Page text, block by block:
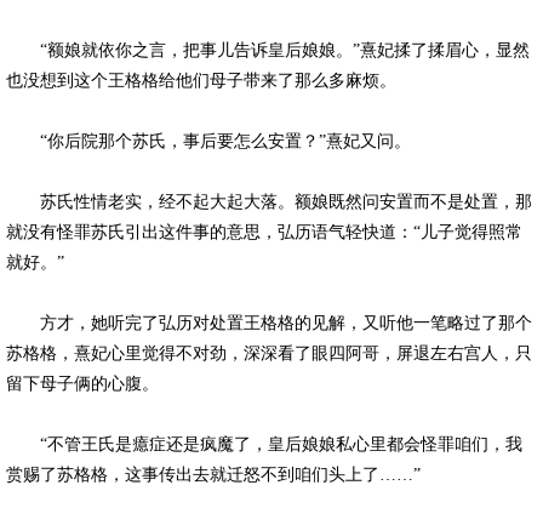
“额娘就依你之言，把事儿告诉皇后娘娘。”熹妃揉了揉眉心，显然
也没想到这个王格格给他们母子带来了那么多麻烦。
“你后院那个苏氏，事后要怎么安置？”熹妃又问。
苏氏性情老实，经不起大起大落。额娘既然问安置而不是处置，那
就没有怪罪苏氏引出这件事的意思，弘历语气轻快道：“儿子觉得照常
就好。”
方才，她听完了弘历对处置王格格的见解，又听他一笔略过了那个
苏格格，熹妃心里觉得不对劲，深深看了眼四阿哥，屏退左右宫人，只
留下母子俩的心腹。
“不管王氏是癔症还是疯魔了，皇后娘娘私心里都会怪罪咱们，我
赏赐了苏格格，这事传出去就迁怒不到咱们头上了……”